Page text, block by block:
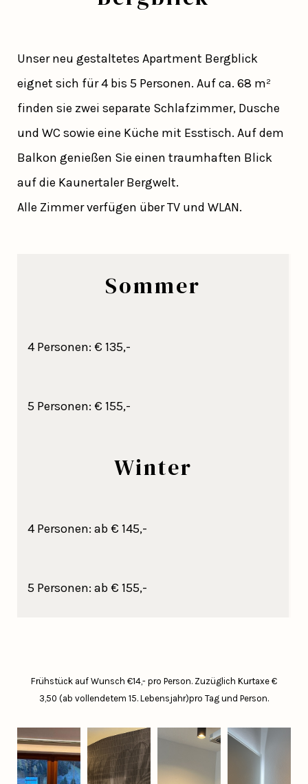
Unser neu gestaltetes Apartment Bergblick
eignet sich für 4 bis 5 Personen. Auf ca. 68 m²
finden sie zwei separate Schlafzimmer, Dusche
und WC sowie eine Küche mit Esstisch. Auf dem
Balkon genießen Sie einen traumhaften Blick
auf die Kaunertaler Bergwelt.
Alle Zimmer verfügen über TV und WLAN.
Sommer
4 Personen: € 135,-
5 Personen: € 155,-
Winter
4 Personen: ab € 145,-
5 Personen: ab € 155,-
Frühstück auf Wunsch €14,- pro Person. Zuzüglich Kurtaxe €
3,50 (ab vollendetem 15. Lebensjahr)pro Tag und Person.